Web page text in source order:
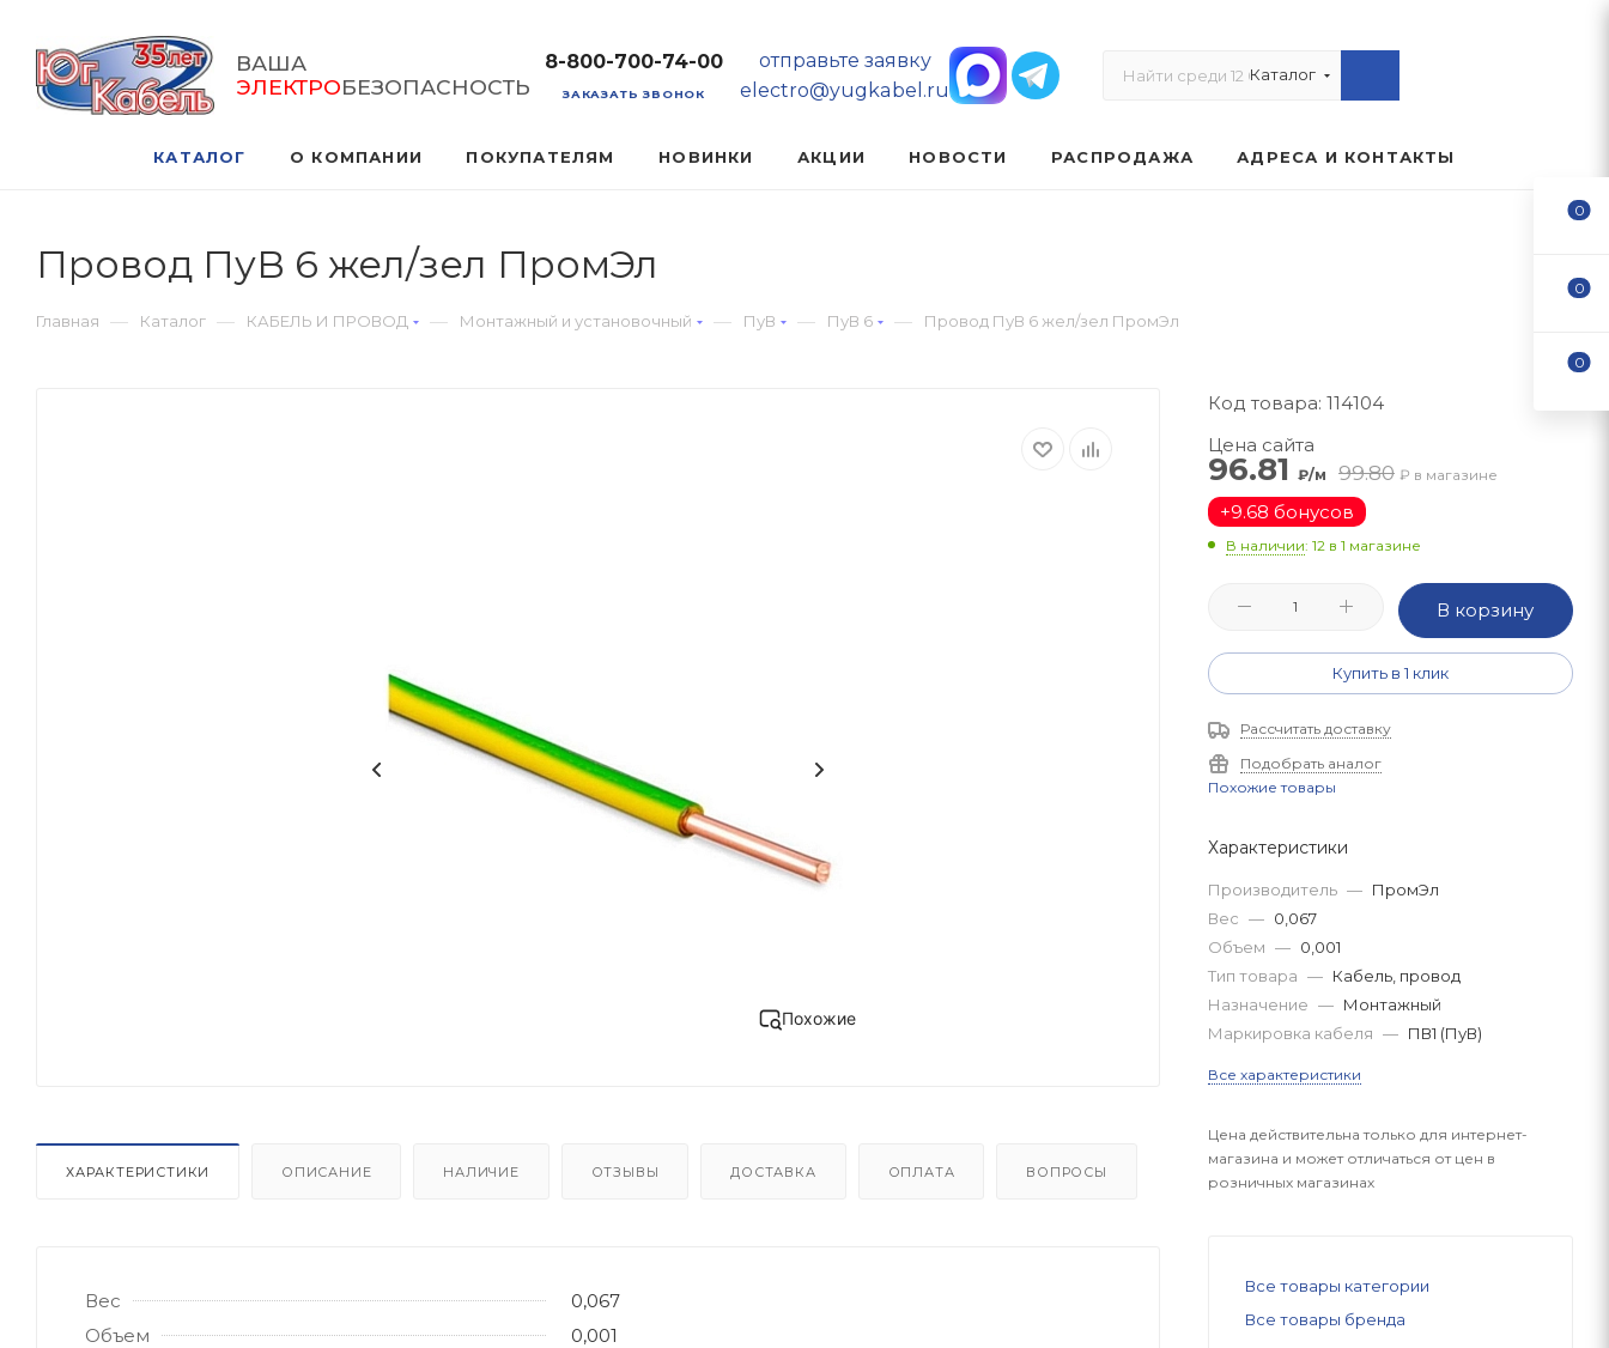
ВАША
ЭЛЕКТРОБЕЗОПАСНОСТЬ
8-800-700-74-00
ЗАКАЗАТЬ ЗВОНОК
отправьте заявку
electro@yugkabel.ru
Каталог
КАТАЛОГ О КОМПАНИИ ПОКУПАТЕЛЯМ НОВИНКИ АКЦИИ НОВОСТИ РАСПРОДАЖА АДРЕСА И КОНТАКТЫ
Провод ПуВ 6 жел/зел ПромЭл
Главная — Каталог — КАБЕЛЬ И ПРОВОД — Монтажный и установочный — ПуВ — ПуВ 6 — Провод ПуВ 6 жел/зел ПромЭл
Похожие
ХАРАКТЕРИСТИКИ ОПИСАНИЕ НАЛИЧИЕ ОТЗЫВЫ ДОСТАВКА ОПЛАТА ВОПРОСЫ
Вес
0,067
Объем
0,001
Код товара: 114104
Цена сайта
96.81 ₽/м 99.80 ₽ в магазине
+9.68 бонусов
В наличии: 12 в 1 магазине
В корзину
Купить в 1 клик
Рассчитать доставку
Подобрать аналог
Похожие товары
Характеристики
Производитель — ПромЭл
Вес — 0,067
Объем — 0,001
Тип товара — Кабель, провод
Назначение — Монтажный
Маркировка кабеля — ПВ1 (ПуВ)
Все характеристики
Цена действительна только для интернет-
магазина и может отличаться от цен в
розничных магазинах
Все товары категории
Все товары бренда
0
0
0